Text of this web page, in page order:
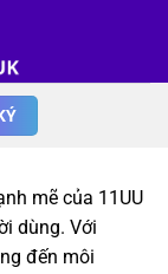
mẽ của 11UU
dùng. Với
đến môi